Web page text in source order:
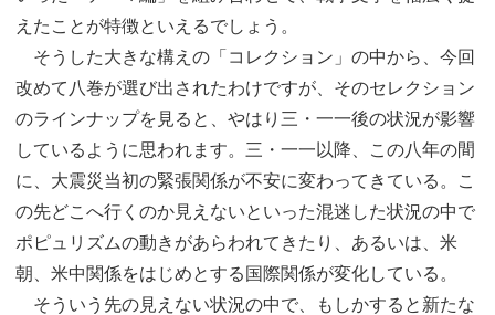
えたことが特徴といえるでしょう。
そうした大きな構えの「コレクション」の中から、今回
改めて八巻が選び出されたわけですが、そのセレクション
のラインナップを見ると、やはり三・一一後の状況が影響
しているように思われます。三・一一以降、この八年の間
に、大震災当初の緊張関係が不安に変わってきている。こ
の先どこへ行くのか見えないといった混迷した状況の中で
ポピュリズムの動きがあらわれてきたり、あるいは、米
朝、米中関係をはじめとする国際関係が変化している。
そういう先の見えない状況の中で、もしかすると新たな